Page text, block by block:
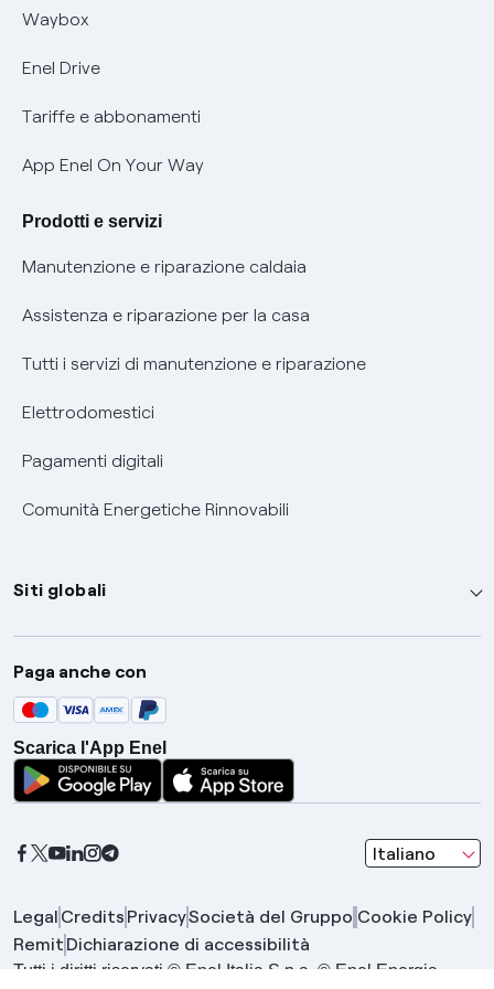
Informativa RAEE
Informativa Privacy AI
Offerta Tutela Vulnerabilità Gas
Mobilità Elettrica
Phishing e truffe online
Verifica chi ti ha chiamato
Agevolazione utenti con disabilità per offerte Fibra
Informativa RAEE
Waybox
Enel Drive
Tariffe e abbonamenti
App Enel On Your Way
Prodotti e servizi
Manutenzione e riparazione caldaia
Assistenza e riparazione per la casa
Tutti i servizi di manutenzione e riparazione
Elettrodomestici
Pagamenti digitali
Comunità Energetiche Rinnovabili
Siti globali
Enel Group
Enel Green Power
Global Trading
Global Procurement
Gridspertise
Paga anche con
Scarica l'App Enel
Italiano
seleziona una
Legal Credits PrivacySocietà del Gruppo Cookie Policy
Remit Dichiarazione di accessibilità
Tutti i diritti riservati © Enel Italia S.p.a. © Enel Energia